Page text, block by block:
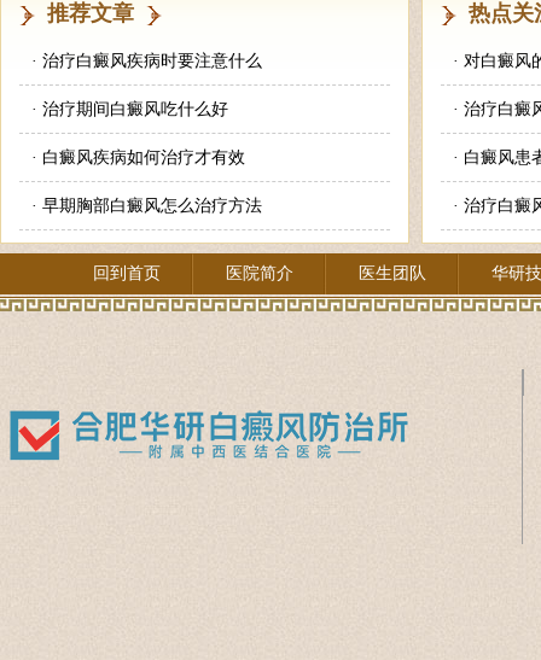
推荐文章
· 治疗白癜风疾病时要注意什么
· 治疗期间白癜风吃什么好
· 白癜风疾病如何治疗才有效
· 早期胸部白癜风怎么治疗方法
热点
· 对白癜风
· 治疗白癜
· 白癜风患
· 治疗白癜
回到首页 医院简介 医生团队 华研